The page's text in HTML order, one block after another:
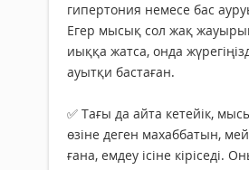
гипертония немесе бас
Егер мысық сол жақ
иыққа жатса, онда
ауытқи бастаған.
✅ Тағы да айта кетейік,
өзіне деген махаббатын,
ғана, емдеу ісіне кіріседі.